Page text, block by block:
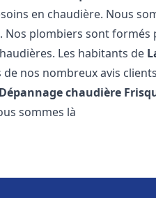
en chaudière. Nous
Nos plombiers sont
Les habitants de
nos nombreux avis
chaudière
sommes là